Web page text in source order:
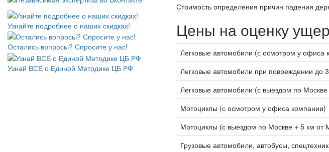
Стоимость определения причин падения
Цены на оценку
Легковые автомобили (с осмотром у офиса
Легковые автомобили при повреждении до
Легковые автомобили (с выездом по
Мотоциклы (с осмотром у офиса компании)
Мотоциклы (с выездом по Москве + 5 км от
Грузовые автомобили, автобусы,
Узнайте подробнее о наших скидках!
Остались вопросы? Спросите у нас!
Узнай ВСЁ о Единой Методике ЦБ РФ